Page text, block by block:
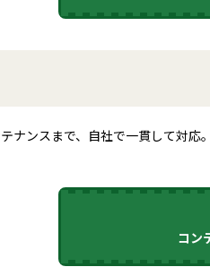
ナンスまで、自社で一貫して対
コン